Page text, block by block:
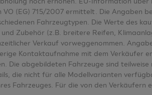
(EG) 715/2007 ermittelt. Die Angaben
Fahrzeugtypen. Die Werte des
Zubehör (z.B. breitere Reifen,
Verkauf vorweggenommen.
Kontaktaufnahme mit dem Verkäufer
Die abgebildeten Fahrzeuge sind
die nicht für alle Modellvarianten
Fahrzeuges. Für die von den